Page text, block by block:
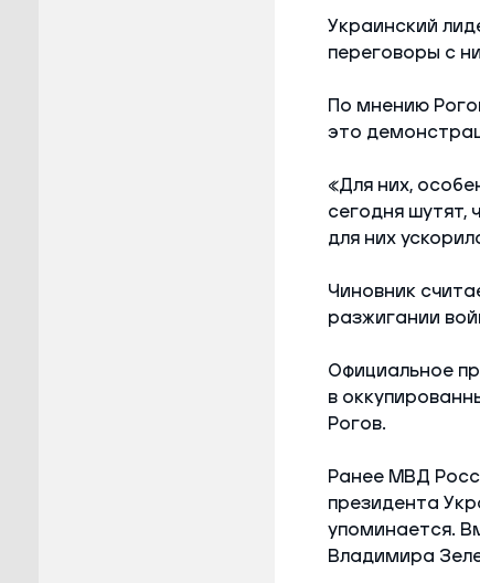
Украинский
переговоры с
По мнению
это
«Для них,
сегодня шутят,
для них
Чиновник
разжигании
Официальное
в
Рогов.
Ранее МВД
президента
упоминается.
Владимира